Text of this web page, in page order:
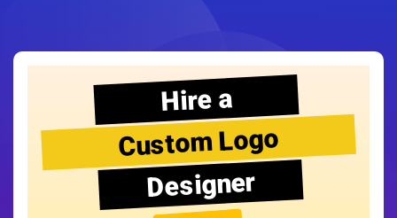
Hire a
Custom Logo
Designer